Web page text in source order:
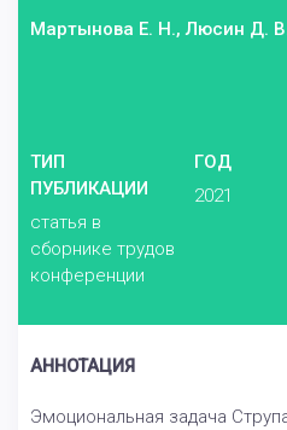
Мартынова Е. Н., Люсин Д.
ТИП
ПУБЛИКАЦИИ
статья в
сборнике трудов
конференции
ГОД
2021
АННОТАЦИЯ
Эмоциональная задача